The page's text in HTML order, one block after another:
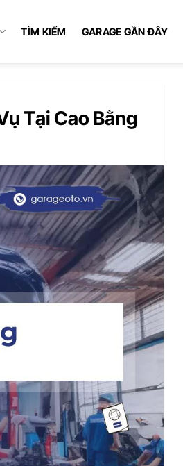
TÌM KIẾM GARAGE GẦN ĐÂY
Tại Cao Bằng